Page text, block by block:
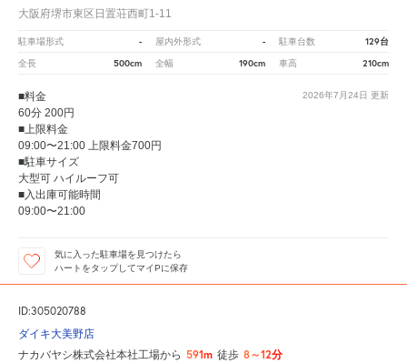
大阪府堺市東区日置荘西町1-11
駐車場形式 - 屋内外形式 - 駐車台数 129台
全長 500cm 全幅 190cm 車高 210cm
2026年7月24日 更新
■料金
60分 200円
■上限料金
09:00〜21:00 上限料金700円
■駐車サイズ
大型可 ハイルーフ可
■入出庫可能時間
09:00〜21:00
気に入った駐車場を見つけたら
ハートをタップしてマイPに保存
ID:305020788
ダイキ大美野店
ナカバヤシ株式会社本社工場から 591m 徒歩 8～12分